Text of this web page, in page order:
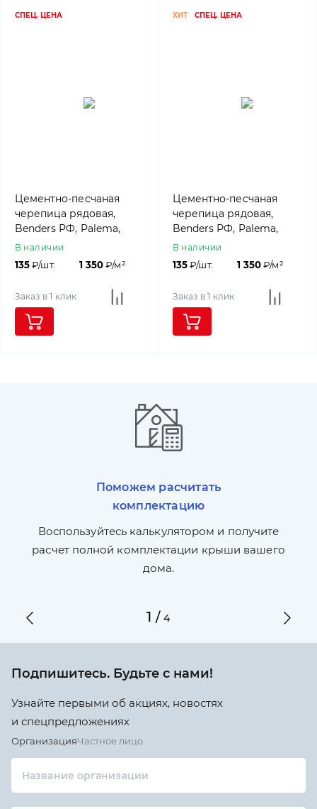
СПЕЦ. ЦЕНА
Цементно-песчаная
черепица рядовая,
Benders РФ, Palema,
Classic черный
В наличии
135₽/шт. 1 350₽/м²
Заказ в 1 клик
ХИТ СПЕЦ. ЦЕНА
Цементно-песчаная
черепица рядовая,
Benders РФ, Palema,
Classic коричневый
В наличии
135₽/шт. 1 350₽/м²
Заказ в 1 клик
Поможем расчитать
комплектацию
Воспользуйтесь калькулятором и получите
расчет полной комплектации крыши вашего
дома.
1 /4
Подпишитесь. Будьте с нами!
Узнайте первыми об акциях, новостях
и спецпредложениях
ОрганизацияЧастное лицо
Название организации